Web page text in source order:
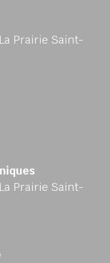
Prairie Saint-
Prairie Saint-